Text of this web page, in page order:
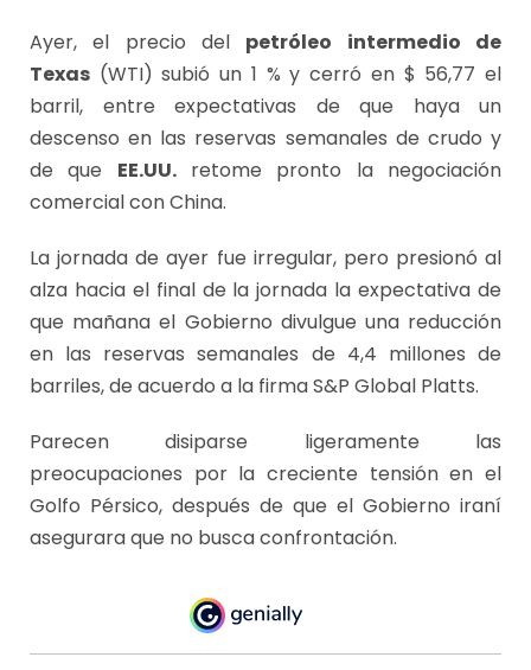
Ayer, el precio del petróleo intermedio de
Texas (WTI) subió un 1 % y cerró en $ 56,77 el
barril, entre expectativas de que haya un
descenso en las reservas semanales de crudo y
de que EE.UU.retome pronto la negociación
comercial con China.
La jornada de ayer fue irregular, pero presionó al
alza hacia el final de la jornada la expectativa de
que mañana el Gobierno divulgue una reducción
en las reservas semanales de 4,4 millones de
barriles, de acuerdo a la firma S&P Global Platts.
Parecen disiparse ligeramente las
preocupaciones por la creciente tensión en el
Golfo Pérsico, después de que el Gobierno iraní
asegurara que no busca confrontación.